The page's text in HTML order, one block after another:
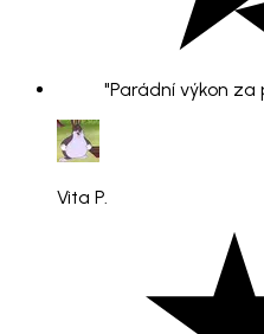
"Parádní výkon
Vita P.